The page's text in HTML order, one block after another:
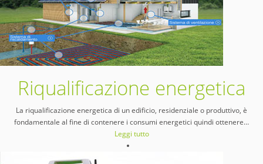
Riqualificazione energetica
La riqualificazione energetica di un edificio, residenziale o produttivo, è
fondamentale al fine di contenere i consumi energetici quindi ottenere…
Leggi tutto